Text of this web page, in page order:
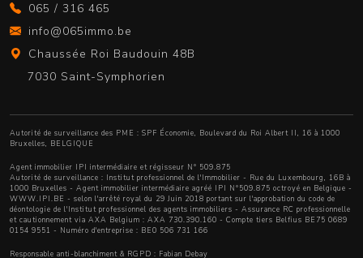
065 / 316 465
info@065immo.be
Chaussée Roi Baudouin 48B
7030 Saint-Symphorien
Autorité de surveillance des PME : SPF Économie, Boulevard du Roi Albert II, 16 à 1000
Bruxelles, BELGIQUE
Agent immobilier IPI intermédiaire et régisseur N° 509.875
Autorité de surveillance : Institut professionnel de l'Immobilier - Rue du Luxembourg, 16B à
1000 Bruxelles - Agent immobilier intermédiaire agréé IPI N°509.875 octroyé en Belgique -
WWW.IPI.BE - selon l'arrêté royal du 29 Juin 2018 portant sur l'approbation du code de
déontologie de l'Institut professionnel des agents immobiliers - Assurance RC professionnelle
et cautionnement via AXA Belgium : AXA 730.390.160 - Compte tiers Belfius BE75 0689
0154 9551 - Numéro d'entreprise : BE0 506 731 166
Responsable anti-blanchiment & RGPD : Fabian Debay